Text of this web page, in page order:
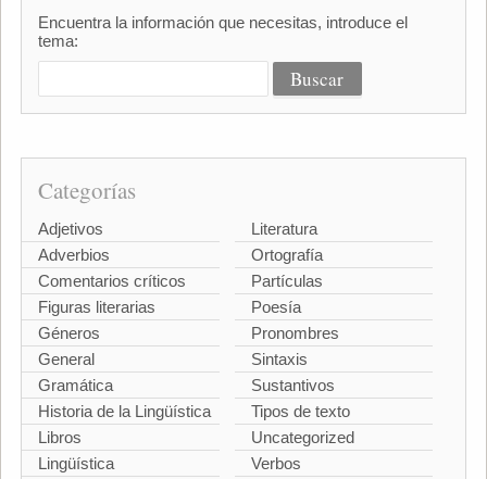
Encuentra la información que necesitas, introduce el
tema:
Categorías
Adjetivos
Adverbios
Comentarios críticos
Figuras literarias
Géneros
General
Gramática
Historia de la Lingüística
Libros
Lingüística
Literatura
Ortografía
Partículas
Poesía
Pronombres
Sintaxis
Sustantivos
Tipos de texto
Uncategorized
Verbos